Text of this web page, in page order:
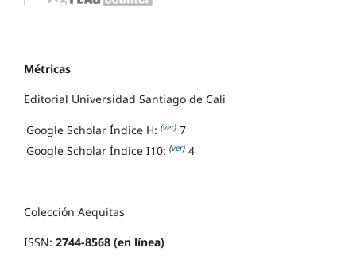
Métricas
Editorial Universidad Santiago de Cali
Google Scholar Índice H: (ver) 7
Google Scholar Índice I10: (ver) 4
Colección Aequitas
ISSN: 2744-8568 (en línea)